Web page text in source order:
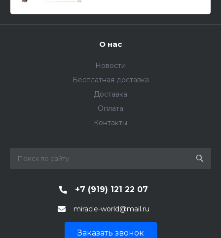
О нас
Новости
Бесплатная доставка
Доставка
Оплата
Контакты
+7 (919) 121 22 07
miracle-world@mail.ru
Заказать звонок